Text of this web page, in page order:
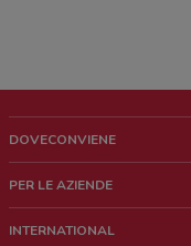
DOVECONVIENE
Chi siamo
PER LE AZIENDE
INTERNATIONAL